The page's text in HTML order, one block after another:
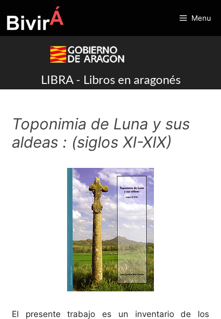
to
content
Menu
LIBRA - Libros en aragonés
Toponimia de Luna y sus
aldeas : (siglos XI-XIX)
El presente trabajo es un inventario de los